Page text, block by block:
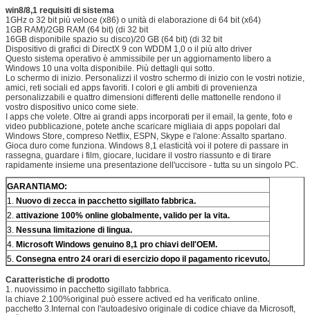
win8/8,1 requisiti di sistema
1GHz o 32 bit più veloce (x86) o unità di elaborazione di 64 bit (x64)
1GB RAM)/2GB RAM (64 bit) (di 32 bit
16GB disponibile spazio su disco)/20 GB (64 bit) (di 32 bit
Dispositivo di grafici di DirectX 9 con WDDM 1,0 o il più alto driver
Questo sistema operativo è ammissibile per un aggiornamento libero a
Windows 10 una volta disponibile. Più dettagli qui sotto.
Lo schermo di inizio. Personalizzi il vostro schermo di inizio con le vostri notizie,
amici, reti sociali ed apps favoriti. I colori e gli ambiti di provenienza
personalizzabili e quattro dimensioni differenti delle mattonelle rendono il
vostro dispositivo unico come siete.
I apps che volete. Oltre ai grandi apps incorporati per il email, la gente, foto e
video pubblicazione, potete anche scaricare migliaia di apps popolari dal
Windows Store, compreso Netflix, ESPN, Skype e l'alone: Assalto spartano.
Gioca duro come funziona. Windows 8,1 elasticità voi il potere di passare in
rassegna, guardare i film, giocare, lucidare il vostro riassunto e di tirare
rapidamente insieme una presentazione dell'uccisore - tutta su un singolo PC.
GARANTIAMO:
1. Nuovo di zecca in pacchetto sigillato fabbrica.
2. attivazione 100% online globalmente, valido per la vita.
3. Nessuna limitazione di lingua.
4. Microsoft Windows genuino 8,1 pro chiavi dell'OEM.
5. Consegna entro 24 orari di esercizio dopo il pagamento ricevuto.
Caratteristiche di prodotto
1. nuovissimo in pacchetto sigillato fabbrica.
la chiave 2.100%original può essere actived ed ha verificato online.
pacchetto 3.Internal con l'autoadesivo originale di codice chiave da Microsoft,